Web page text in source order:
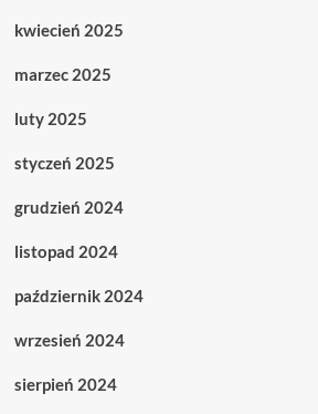
kwiecień 2025
marzec 2025
luty 2025
styczeń 2025
grudzień 2024
listopad 2024
październik 2024
wrzesień 2024
sierpień 2024